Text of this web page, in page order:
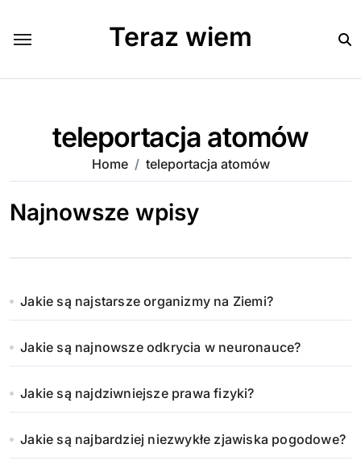
content
Teraz wiem
teleportacja atomów
Home teleportacja atomów
Najnowsze wpisy
Jakie są najstarsze organizmy na Ziemi?
Jakie są najnowsze odkrycia w neuronauce?
Jakie są najdziwniejsze prawa fizyki?
Jakie są najbardziej niezwykłe zjawiska pogodowe?